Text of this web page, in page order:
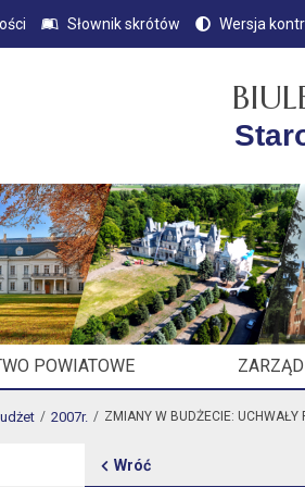
Słownik skrótów Wersja
POWIATOWE
2007r. ZMIANY W BUDŻECIE:
Wróć